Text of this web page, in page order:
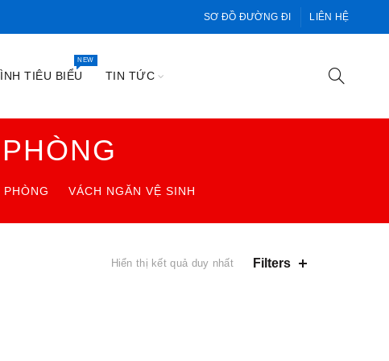
SƠ ĐỒ ĐƯỜNG ĐI LIÊN HỆ
TIÊU BIỂU
NEW
TIN TỨC
VÁCH NGĂN VỆ SINH
Hiển thị kết quả duy nhất Filters